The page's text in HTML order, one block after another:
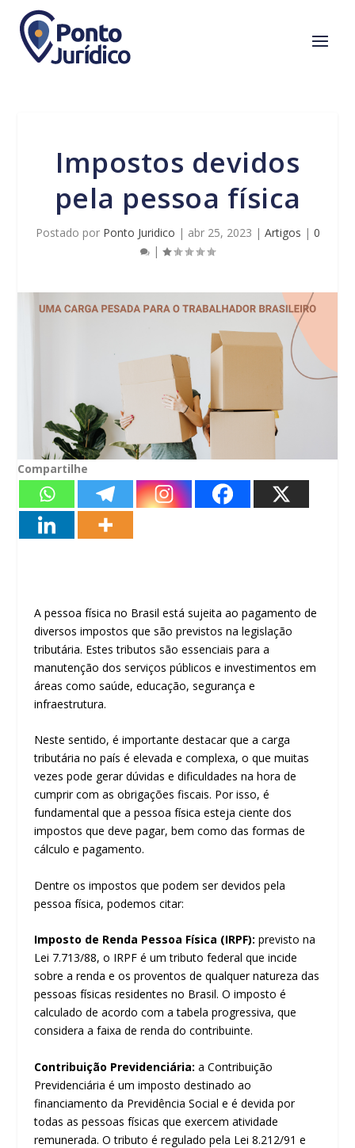
Impostos devidos
pela pessoa física
Postado por Ponto Juridico | abr 25, 2023 | Artigos | 0
|
Compartilhe
A pessoa física no Brasil está sujeita ao pagamento de
diversos impostos que são previstos na legislação
tributária. Estes tributos são essenciais para a
manutenção dos serviços públicos e investimentos em
áreas como saúde, educação, segurança e
infraestrutura.
Neste sentido, é importante destacar que a carga
tributária no país é elevada e complexa, o que muitas
vezes pode gerar dúvidas e dificuldades na hora de
cumprir com as obrigações fiscais. Por isso, é
fundamental que a pessoa física esteja ciente dos
impostos que deve pagar, bem como das formas de
cálculo e pagamento.
Dentre os impostos que podem ser devidos pela
pessoa física, podemos citar:
Imposto de Renda Pessoa Física (IRPF): previsto na
Lei 7.713/88, o IRPF é um tributo federal que incide
sobre a renda e os proventos de qualquer natureza das
pessoas físicas residentes no Brasil. O imposto é
calculado de acordo com a tabela progressiva, que
considera a faixa de renda do contribuinte.
Contribuição Previdenciária: a Contribuição
Previdenciária é um imposto destinado ao
financiamento da Previdência Social e é devida por
todas as pessoas físicas que exercem atividade
remunerada. O tributo é regulado pela Lei 8.212/91 e